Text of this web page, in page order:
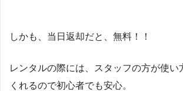
しかも、当日返却だと、無料！！
レンタルの際には、スタッフの方が使い
くれるので初心者でも安心。